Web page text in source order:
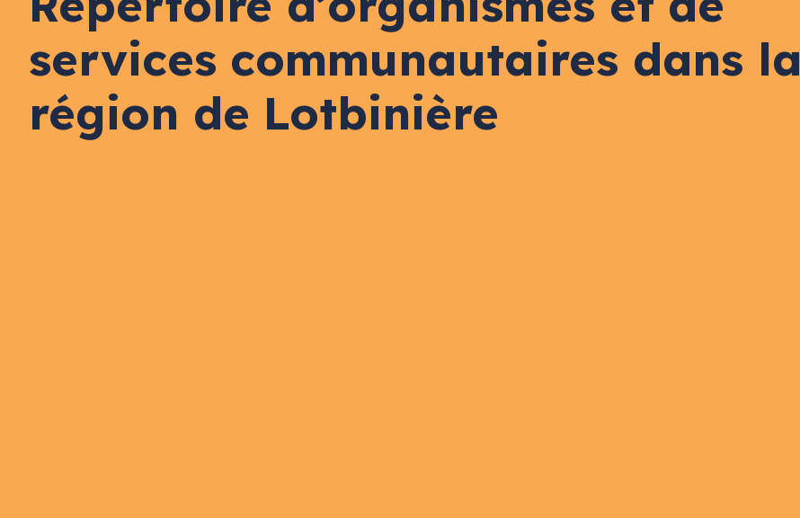
services communautaires dans la
région de Lotbinière